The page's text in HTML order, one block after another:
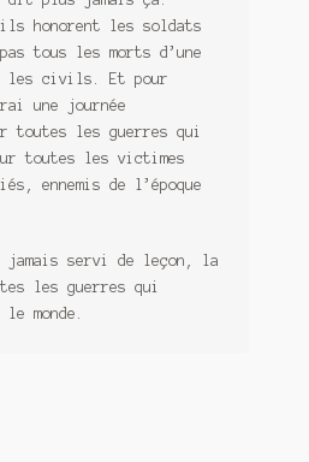
honorent les soldats
pas tous les morts d’une
les civils. Et pour
une journée
toutes les guerres qui
toutes les victimes
ennemis de l’époque
jamais servi de leçon, la
les guerres qui
monde.